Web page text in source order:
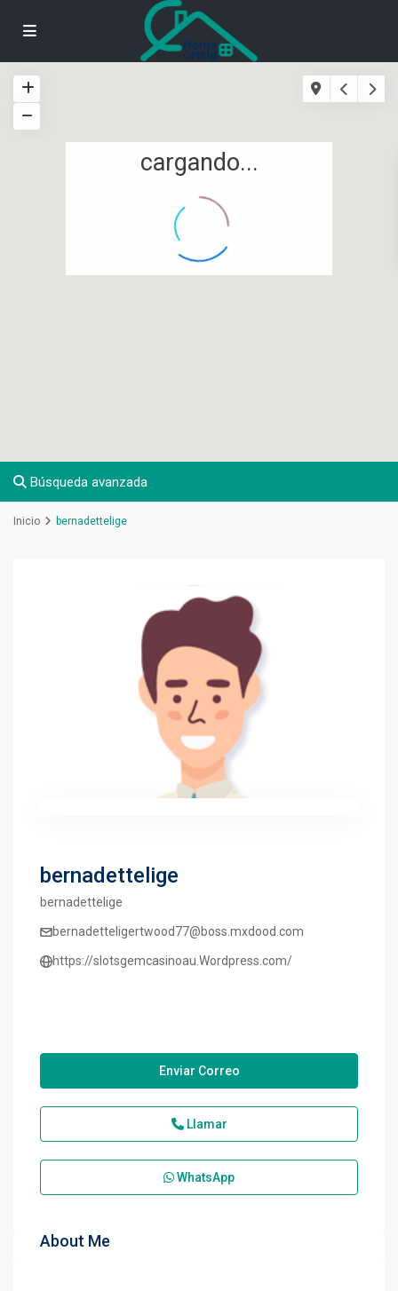
cargando...
Búsqueda avanzada
Inicio bernadettelige
bernadettelige
bernadettelige
bernadetteligertwood77@boss.mxdood.com
https://slotsgemcasinoau.Wordpress.com/
Enviar Correo
Llamar
WhatsApp
About Me